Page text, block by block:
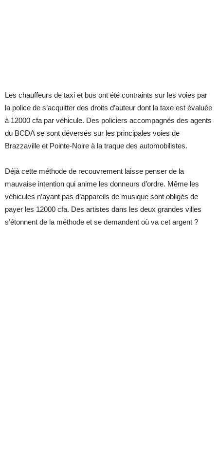
Les chauffeurs de taxi et bus ont été contraints sur les voies par
la police de s’acquitter des droits d’auteur dont la taxe est évaluée
à 12000 cfa par véhicule. Des policiers accompagnés des agents
du BCDA se sont déversés sur les principales voies de
Brazzaville et Pointe-Noire à la traque des automobilistes.
Déjà cette méthode de recouvrement laisse penser de la
mauvaise intention qui anime les donneurs d’ordre. Même les
véhicules n’ayant pas d’appareils de musique sont obligés de
payer les 12000 cfa. Des artistes dans les deux grandes villes
s’étonnent de la méthode et se demandent où va cet argent ?